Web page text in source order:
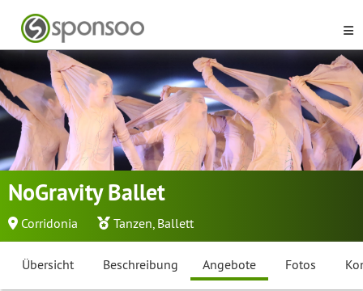
NoGravity Ballet
Corridonia Tanzen, Ballett
Übersicht Beschreibung Angebote Fotos